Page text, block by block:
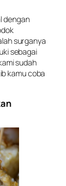
dengan
surganya
sebagai
sudah
kamu coba